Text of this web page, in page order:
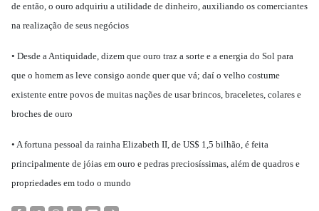
de então, o ouro adquiriu a utilidade de dinheiro, auxiliando os comerciantes
na realização de seus negócios
• Desde a Antiquidade, dizem que ouro traz a sorte e a energia do Sol para
que o homem as leve consigo aonde quer que vá; daí o velho costume
existente entre povos de muitas nações de usar brincos, braceletes, colares e
broches de ouro
• A fortuna pessoal da rainha Elizabeth II, de US$ 1,5 bilhão, é feita
principalmente de jóias em ouro e pedras preciosíssimas, além de quadros e
propriedades em todo o mundo